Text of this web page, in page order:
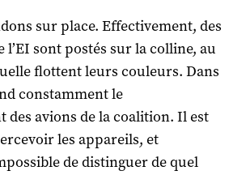
sur place. Effectivement, des
l’EI sont postés sur la colline, au
flottent leurs couleurs. Dans
constamment le
des avions de la coalition. Il est
les appareils, et
de distinguer de quel